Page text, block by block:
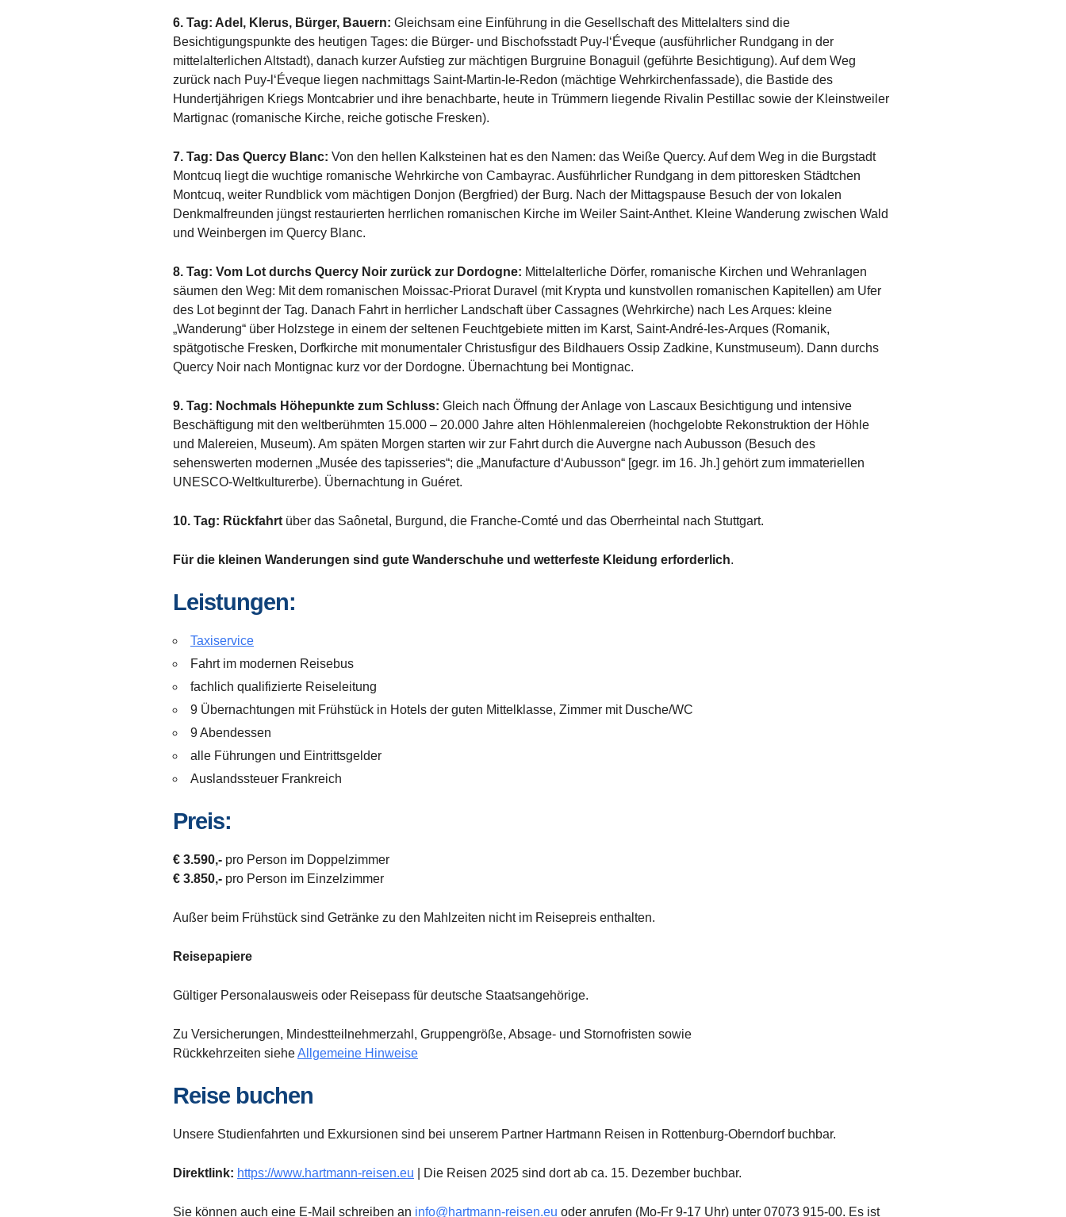
6. Tag: Adel, Klerus, Bürger, Bauern: Gleichsam eine Einführung in die Gesellschaft des Mittelalters sind die
Besichtigungspunkte des heutigen Tages: die Bürger- und Bischofsstadt Puy-l‘Éveque (ausführlicher Rundgang in der
mittelalterlichen Altstadt), danach kurzer Aufstieg zur mächtigen Burgruine Bonaguil (geführte Besichtigung). Auf dem Weg
zurück nach Puy-l‘Éveque liegen nachmittags Saint-Martin-le-Redon (mächtige Wehrkirchenfassade), die Bastide des
Hundertjährigen Kriegs Montcabrier und ihre benachbarte, heute in Trümmern liegende Rivalin Pestillac sowie der Kleinstweiler
Martignac (romanische Kirche, reiche gotische Fresken).
7. Tag: Das Quercy Blanc: Von den hellen Kalksteinen hat es den Namen: das Weiße Quercy. Auf dem Weg in die Burgstadt
Montcuq liegt die wuchtige romanische Wehrkirche von Cambayrac. Ausführlicher Rundgang in dem pittoresken Städtchen
Montcuq, weiter Rundblick vom mächtigen Donjon (Bergfried) der Burg. Nach der Mittagspause Besuch der von lokalen
Denkmalfreunden jüngst restaurierten herrlichen romanischen Kirche im Weiler Saint-Anthet. Kleine Wanderung zwischen Wald
und Weinbergen im Quercy Blanc.
8. Tag: Vom Lot durchs Quercy Noir zurück zur Dordogne: Mittelalterliche Dörfer, romanische Kirchen und Wehranlagen
säumen den Weg: Mit dem romanischen Moissac-Priorat Duravel (mit Krypta und kunstvollen romanischen Kapitellen) am Ufer
des Lot beginnt der Tag. Danach Fahrt in herrlicher Landschaft über Cassagnes (Wehrkirche) nach Les Arques: kleine
„Wanderung“ über Holzstege in einem der seltenen Feuchtgebiete mitten im Karst, Saint-André-les-Arques (Romanik,
spätgotische Fresken, Dorfkirche mit monumentaler Christusfigur des Bildhauers Ossip Zadkine, Kunstmuseum). Dann durchs
Quercy Noir nach Montignac kurz vor der Dordogne. Übernachtung bei Montignac.
9. Tag: Nochmals Höhepunkte zum Schluss: Gleich nach Öffnung der Anlage von Lascaux Besichtigung und intensive
Beschäftigung mit den weltberühmten 15.000 – 20.000 Jahre alten Höhlenmalereien (hochgelobte Rekonstruktion der Höhle
und Malereien, Museum). Am späten Morgen starten wir zur Fahrt durch die Auvergne nach Aubusson (Besuch des
sehenswerten modernen „Musée des tapisseries“; die „Manufacture d‘Aubusson“ [gegr. im 16. Jh.] gehört zum immateriellen
UNESCO-Weltkulturerbe). Übernachtung in Guéret.
10. Tag: Rückfahrt über das Saônetal, Burgund, die Franche-Comté und das Oberrheintal nach Stuttgart.
Für die kleinen Wanderungen sind gute Wanderschuhe und wetterfeste Kleidung erforderlich.
Leistungen:
Taxiservice
Fahrt im modernen Reisebus
fachlich qualifizierte Reiseleitung
9 Übernachtungen mit Frühstück in Hotels der guten Mittelklasse, Zimmer mit Dusche/WC
9 Abendessen
alle Führungen und Eintrittsgelder
Auslandssteuer Frankreich
Preis:
€ 3.590,- pro Person im Doppelzimmer
€ 3.850,- pro Person im Einzelzimmer
Außer beim Frühstück sind Getränke zu den Mahlzeiten nicht im Reisepreis enthalten.
Reisepapiere
Gültiger Personalausweis oder Reisepass für deutsche Staatsangehörige.
Zu Versicherungen, Mindestteilnehmerzahl, Gruppengröße, Absage- und Stornofristen sowie
Rückkehrzeiten sieheAllgemeine Hinweise
Reise buchen
Unsere Studienfahrten und Exkursionen sind bei unserem Partner Hartmann Reisen in Rottenburg-Oberndorf buchbar.
Direktlink: https://www.hartmann-reisen.eu | Die Reisen 2025 sind dort ab ca. 15. Dezember buchbar.
Sie können auch eine E-Mail schreiben an info@hartmann-reisen.eu oder anrufen (Mo-Fr 9-17 Uhr) unter 07073 915-00. Es ist